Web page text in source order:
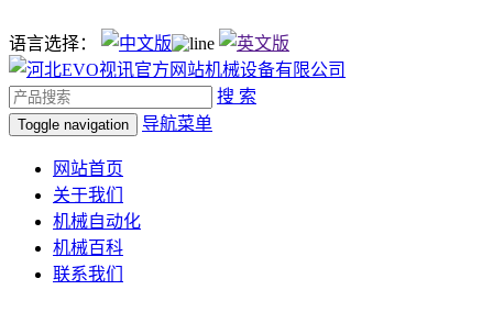
语言选择：
搜 索
Toggle navigation 导航菜单
网站首页
关于我们
机械自动化
机械百科
联系我们